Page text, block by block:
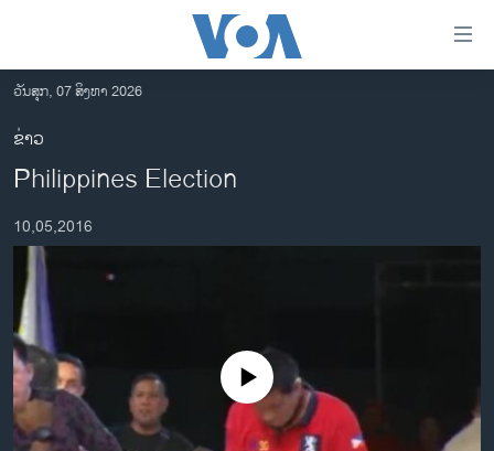
ເຂົ້າ
ຫາ
ຂ້າມ
ຂ້າມ
ໄປ
ຊອກ
ຄົ້ນ
ອາເມຣິກາ
ການເລືອກຕັ້ງ ປະທານາທີບໍດີ ສະຫະລັດ 2024
ຂ່າວ​ຈີນ
ໂລກ
ເອເຊຍ
ອິດສະຫຼະພາບດ້ານການຂ່າວ
ຊີວິດຊາວລາວ
ວັນສຸກ, 07 ສິງຫາ 2026
ຂ່າວ
Philippines Election
10,05,2016
No media source currently available